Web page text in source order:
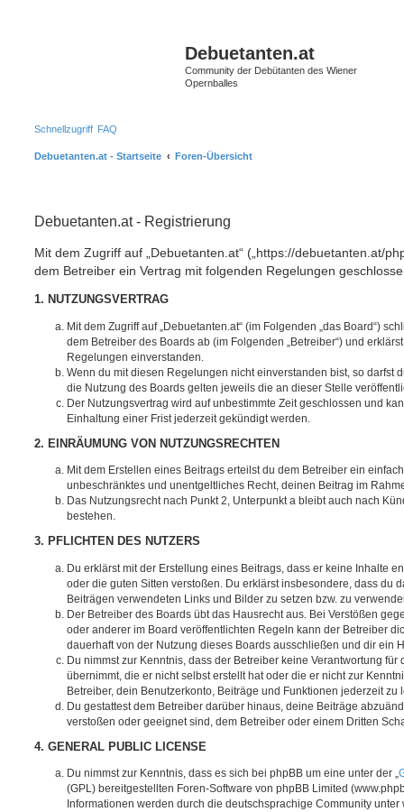
Debuetanten.at
Community der Debütanten des Wiener
Opernballes
Schnellzugriff FAQ
Debuetanten.at - Startseite Foren-Übersicht
Debuetanten.at - Registrierung
Mit dem Zugriff auf „Debuetanten.at“ („https://debuetanten.at/
dem Betreiber ein Vertrag mit folgenden Regelungen
1. NUTZUNGSVERTRAG
Mit dem Zugriff auf „Debuetanten.at“ (im Folgenden „das Board“)
dem Betreiber des Boards ab (im Folgenden „Betreiber“) und
Regelungen einverstanden.
Wenn du mit diesen Regelungen nicht einverstanden bist, so darfst
die Nutzung des Boards gelten jeweils die an dieser Stelle
Der Nutzungsvertrag wird auf unbestimmte Zeit geschlossen und
Einhaltung einer Frist jederzeit gekündigt werden.
2. EINRÄUMUNG VON NUTZUNGSRECHTEN
Mit dem Erstellen eines Beitrags erteilst du dem Betreiber ein
unbeschränktes und unentgeltliches Recht, deinen Beitrag im
Das Nutzungsrecht nach Punkt 2, Unterpunkt a bleibt auch nach
bestehen.
3. PFLICHTEN DES NUTZERS
Du erklärst mit der Erstellung eines Beitrags, dass er keine Inhalte
oder die guten Sitten verstoßen. Du erklärst insbesondere, dass du
Beiträgen verwendeten Links und Bilder zu setzen bzw. zu
Der Betreiber des Boards übt das Hausrecht aus. Bei Verstößen
oder anderer im Board veröffentlichten Regeln kann der Betreiber
dauerhaft von der Nutzung dieses Boards ausschließen und dir ein
Du nimmst zur Kenntnis, dass der Betreiber keine Verantwortung für
übernimmt, die er nicht selbst erstellt hat oder die er nicht zur
Betreiber, dein Benutzerkonto, Beiträge und Funktionen jederzeit zu
Du gestattest dem Betreiber darüber hinaus, deine Beiträge
verstoßen oder geeignet sind, dem Betreiber oder einem Dritten
4. GENERAL PUBLIC LICENSE
Du nimmst zur Kenntnis, dass es sich bei phpBB um eine unter der „
(GPL) bereitgestellten Foren-Software von phpBB Limited
Informationen werden durch die deutschsprachige Community